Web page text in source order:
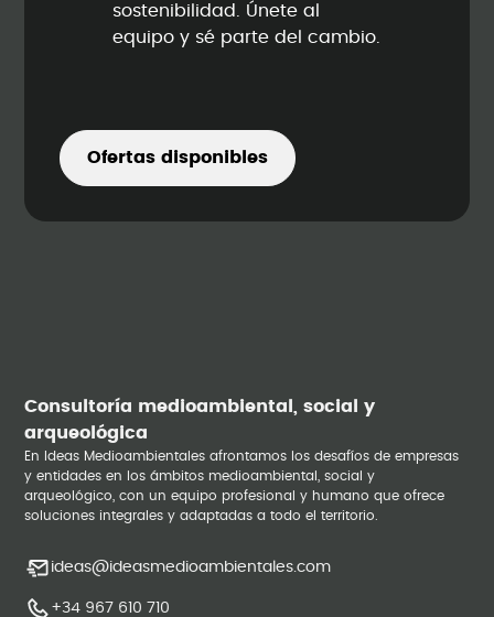
sostenibilidad. Únete al
equipo y sé parte del cambio.
Ofertas disponibles
Consultoría medioambiental, social y
arqueológica
En Ideas Medioambientales afrontamos los desafíos de empresas
y entidades en los ámbitos medioambiental, social y
arqueológico, con un equipo profesional y humano que ofrece
soluciones integrales y adaptadas a todo el territorio.
ideas@ideasmedioambientales.com
+34 967 610 710